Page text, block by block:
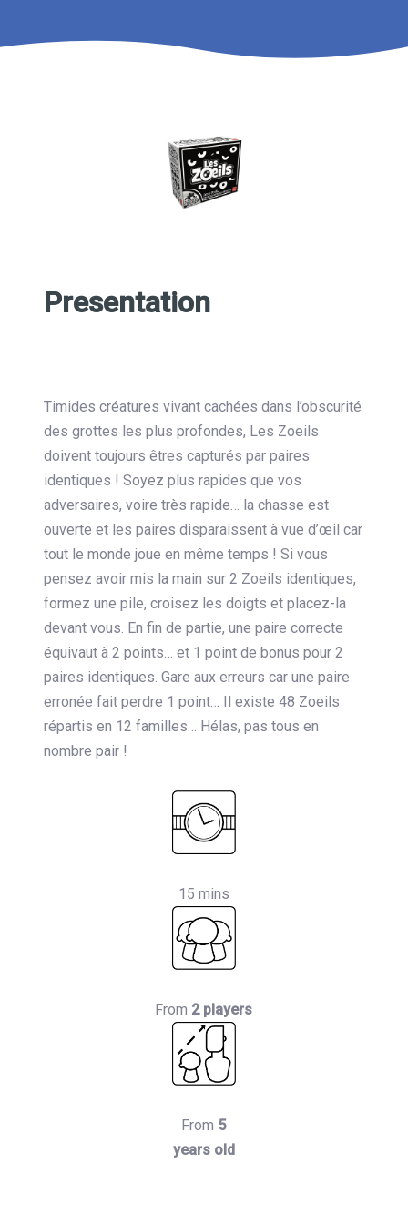
Presentation
Timides créatures vivant cachées dans l’obscurité
des grottes les plus profondes, Les Zoeils
doivent toujours êtres capturés par paires
identiques ! Soyez plus rapides que vos
adversaires, voire très rapide… la chasse est
ouverte et les paires disparaissent à vue d’œil car
tout le monde joue en même temps ! Si vous
pensez avoir mis la main sur 2 Zoeils identiques,
formez une pile, croisez les doigts et placez-la
devant vous. En fin de partie, une paire correcte
équivaut à 2 points… et 1 point de bonus pour 2
paires identiques. Gare aux erreurs car une paire
erronée fait perdre 1 point… Il existe 48 Zoeils
répartis en 12 familles… Hélas, pas tous en
nombre pair !
15 mins
From 2 players
From 5
years old